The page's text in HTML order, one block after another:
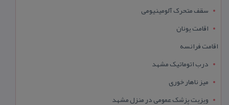
سقف متحرک آلومینیومی
اقامت یونان
اقامت فرانسه
درب اتوماتیک مشهد
میز ناهار خوری
ویزیت پزشک عمومی در منزل مشهد